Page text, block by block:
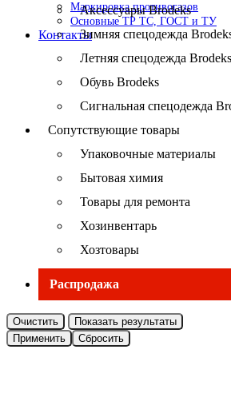
Маркировка противогазов
Основные ТР ТС, ГОСТ и ТУ
Контакты
Аксессуары Brodeks
Зимняя спецодежда
Летняя спецодежда Brodeks
Обувь Brodeks
Сигнальная спецодежда
Сопутствующие товары
Упаковочные материалы
Бытовая химия
Товары для ремонта
Хозинвентарь
Хозтовары
Распродажа
Очистить
Показать результаты
Применить
Сбросить